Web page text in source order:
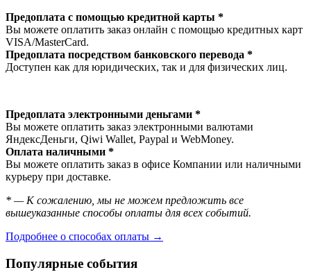
Предоплата с помощью кредитной карты *
Вы можете оплатить заказ онлайн с помощью кредитных карт
VISA/MasterСard.
Предоплата посредством банковского перевода *
Доступен как для юридических, так и для физических лиц.
Предоплата электронными деньгами *
Вы можете оплатить заказ электронными валютами
ЯндексДеньги, Qiwi Wallet, Paypal и WebMoney.
Оплата наличными *
Вы можете оплатить заказ в офисе Компании или наличными
курьеру при доставке.
* — К сожалению, мы не можем предложить все
вышеуказанные способы оплаты для всех событий.
Подробнее о способах оплаты →
Популярные события